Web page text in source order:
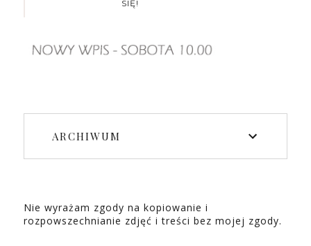
SIĘ!
ARCHIWUM
Nie wyrażam zgody na kopiowanie i
rozpowszechnianie zdjęć i treści bez mojej zgody.